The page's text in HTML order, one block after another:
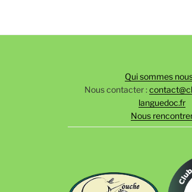
Qui sommes
Nous contacter :
languedoc.fr
Nous